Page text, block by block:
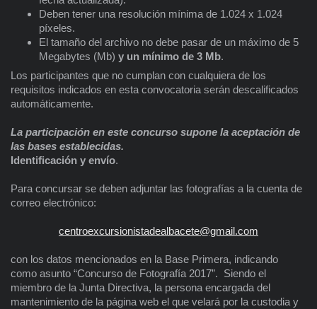
Deben tener una resolución mínima de 1.024 x 1.024
píxeles.
El tamaño del archivo no debe pasar de un máximo de 5
Megabytes (Mb) y un mínimo de 3 Mb.
Los participantes que no cumplan con cualquiera de los
requisitos indicados en esta convocatoria serán descalificados
automáticamente.
La participación en este concurso supone la aceptación de
las bases establecidas.
Identificación y envío.
Para concursar se deben adjuntar las fotografías a la cuenta de
correo electrónico:
centroexcursionistadealbacete@gmail.com
con los datos mencionados en la Base Primera, indicando
como asunto “Concurso de Fotografía 2017”. Siendo el
miembro de la Junta Directiva, la persona encargada del
mantenimiento de la página web el que velará por la custodia y